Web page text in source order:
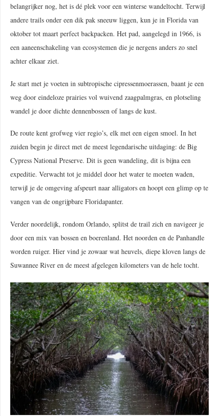
belangrijker nog, het is dé plek voor een winterse wandeltocht. Terwijl
andere trails onder een dik pak sneeuw liggen, kun je in Florida van
oktober tot maart perfect backpacken. Het pad, aangelegd in 1966, is
een aaneenschakeling van ecosystemen die je nergens anders zo snel
achter elkaar ziet.
Je start met je voeten in subtropische cipressenmoerassen, baant je een
weg door eindeloze prairies vol wuivend zaagpalmgras, en plotseling
wandel je door dichte dennenbossen of langs de kust.
De route kent grofweg vier regio’s, elk met een eigen smoel. In het
zuiden begin je direct met de meest legendarische uitdaging: de Big
Cypress National Preserve. Dit is geen wandeling, dit is bijna een
expeditie. Verwacht tot je middel door het water te moeten waden,
terwijl je de omgeving afspeurt naar alligators en hoopt een glimp op te
vangen van de ongrijpbare Floridapanter.
Verder noordelijk, rondom Orlando, splitst de trail zich en navigeer je
door een mix van bossen en boerenland. Het noorden en de Panhandle
worden ruiger. Hier vind je zowaar wat heuvels, diepe kloven langs de
Suwannee River en de meest afgelegen kilometers van de hele tocht.